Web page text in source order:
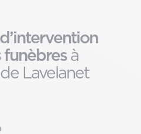
à
Lavelanet